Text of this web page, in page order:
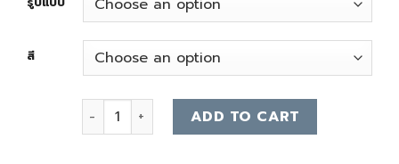
สี
Prada Re-edition Kanda Felt Bag quantity
ADD TO CART